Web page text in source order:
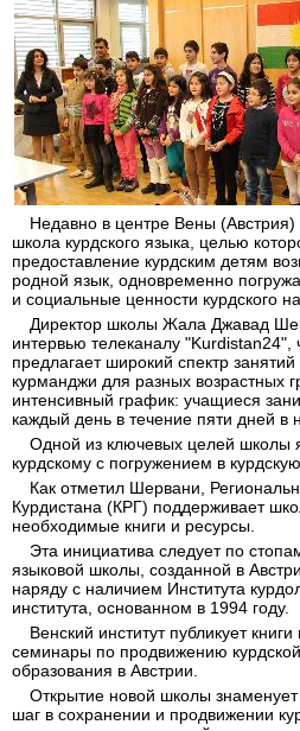
Недавно в центре Вены
школа курдского языка, целью
предоставление курдским детям
родной язык, одновременно
и социальные ценности курдского
Директор школы Жала Джавад
интервью телеканалу "Kurdistan24",
предлагает широкий спектр
курманджи для разных возрастных
интенсивный график: учащиеся
каждый день в течение пяти дней в
Одной из ключевых целей школы
курдскому с погружением в курдскую
Как отметил Шервани,
Курдистана (КРГ) поддерживает
необходимые книги и ресурсы.
Эта инициатива следует по
языковой школы, созданной в
наряду с наличием Института
института, основанном в 1994 году.
Венский институт публикует
семинары по продвижению курдской
образования в Австрии.
Открытие новой школы
шаг в сохранении и продвижении